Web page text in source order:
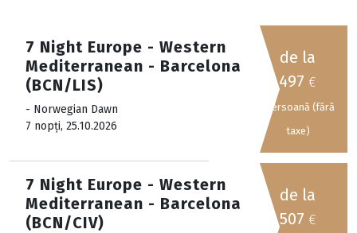
7 Night Europe - Western
Mediterranean - Barcelona
(BCN/LIS)
- Norwegian Dawn
7 nopți, 25.10.2026
de la
497 €
/persoană (fără
taxe)
7 Night Europe - Western
Mediterranean - Barcelona
(BCN/CIV)
de la
507 €